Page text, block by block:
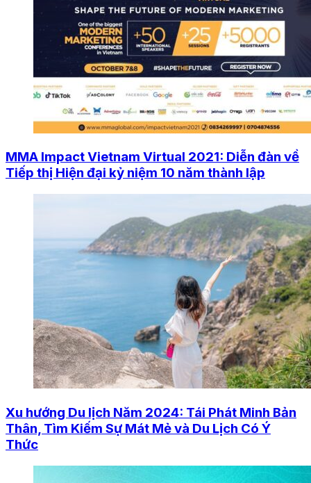
MMA Impact Vietnam Virtual 2021: Diễn đàn về
Tiếp thị Hiện đại kỷ niệm 10 năm thành lập
Xu hướng Du lịch Năm 2024: Tái Phát Minh Bản
Thân, Tìm Kiếm Sự Mát Mẻ và Du Lịch Có Ý
Thức